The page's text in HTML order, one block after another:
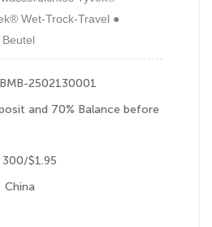
Wet-Trock-Travel ●
BMB-2502130001
and 70% Balance before
$1.95
China